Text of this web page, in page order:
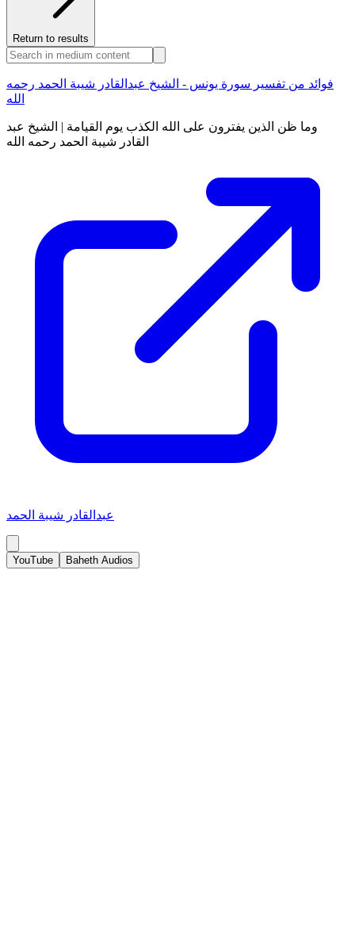
Return to results
فوائد من تفسير سورة يونس - الشيخ عبدالقادر شيبة الحمد رحمه
الله
وما ظن الذين يفترون على الله الكذب يوم القيامة | الشيخ عبد
القادر شيبة الحمد رحمه الله
عبدالقادر شيبة الحمد
YouTube Baheth Audios